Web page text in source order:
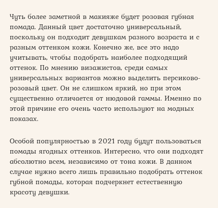
Чуть более заметной в макияже будет розовая губная
помада. Данный цвет достаточно универсальный,
поскольку он подходит девушкам разного возраста и с
разным оттенком кожи. Конечно же, все это надо
учитывать, чтобы подобрать наиболее подходящий
оттенок. По мнению визажистов, среди самых
универсальных вариантов можно выделить персиково-
розовый цвет. Он не слишком яркий, но при этом
существенно отличается от нюдовой гаммы. Именно по
этой причине его очень часто используют на модных
показах.
Особой популярностью в 2021 году будут пользоваться
помады ягодных оттенков. Интересно, что они подходят
абсолютно всем, независимо от тона кожи. В данном
случае нужно всего лишь правильно подобрать оттенок
губной помады, которая подчеркнет естественную
красоту девушки.